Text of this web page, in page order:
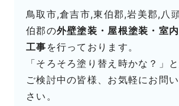
鳥取市,倉吉市,東伯郡,岩美郡,八
伯郡の外壁塗装・屋根塗装・室
工事 を行っております。
「そろそろ塗り替え時かな？」と
ご検討中の皆様、お気軽にお問
さい。